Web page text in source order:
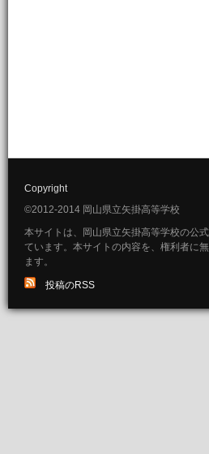
Copyright
©2012-2014 岡山県立矢掛高等学校
本サイトは、岡山県立矢掛高等学校の公
ています。本サイトの内容を、権利者に
ます。
投稿のRSS